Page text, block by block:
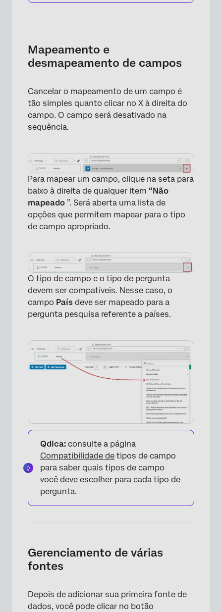
×
Mapeamento e
desmapeamento de campos
Cancelar o mapeamento de um campo é
tão simples quanto clicar no X à direita do
campo. O campo será desativado na
sequência.
Para mapear um campo, clique na seta para
baixo à direita de qualquer item “Não
mapeado ”. Será aberta uma lista de
opções que permitem mapear para o tipo
de campo apropriado.
O tipo de campo e o tipo de pergunta
devem ser compatíveis. Nesse caso, o
campo País deve ser mapeado para a
pergunta pesquisa referente a países.
Qdica: consulte a página
Compatibilidade de tipos de campo
para saber quais tipos de campo
você deve escolher para cada tipo de
pergunta.
Gerenciamento de várias
fontes
Depois de adicionar sua primeira fonte de
dados, você pode clicar no botão